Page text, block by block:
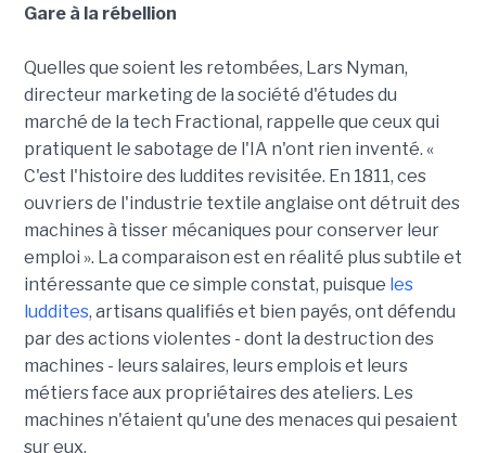
Gare à la rébellion
Quelles que soient les retombées, Lars Nyman,
directeur marketing de la société d'études du
marché de la tech Fractional, rappelle que ceux qui
pratiquent le sabotage de l'IA n'ont rien inventé. «
C'est l'histoire des luddites revisitée. En 1811, ces
ouvriers de l'industrie textile anglaise ont détruit des
machines à tisser mécaniques pour conserver leur
emploi ». La comparaison est en réalité plus subtile et
intéressante que ce simple constat, puisque les
luddites, artisans qualifiés et bien payés, ont défendu
par des actions violentes - dont la destruction des
machines - leurs salaires, leurs emplois et leurs
métiers face aux propriétaires des ateliers. Les
machines n'étaient qu'une des menaces qui pesaient
sur eux.